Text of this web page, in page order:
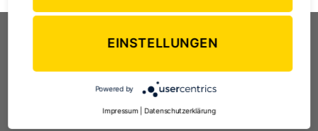
EINSTELLUNGEN
Powered by
Impressum Datenschutzerklärung